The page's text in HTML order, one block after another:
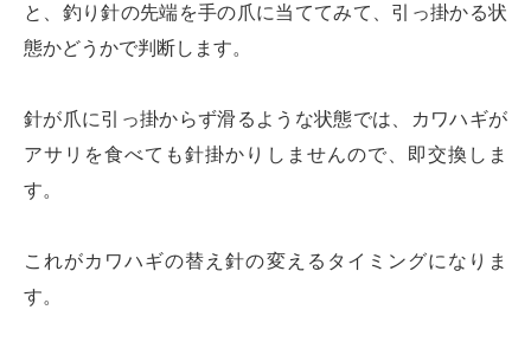
と、釣り針の先端を手の爪に当ててみて、引っ掛かる状
態かどうかで判断します。
針が爪に引っ掛からず滑るような状態では、カワハギが
アサリを食べても針掛かりしませんので、即交換しま
す。
これがカワハギの替え針の変えるタイミングになりま
す。